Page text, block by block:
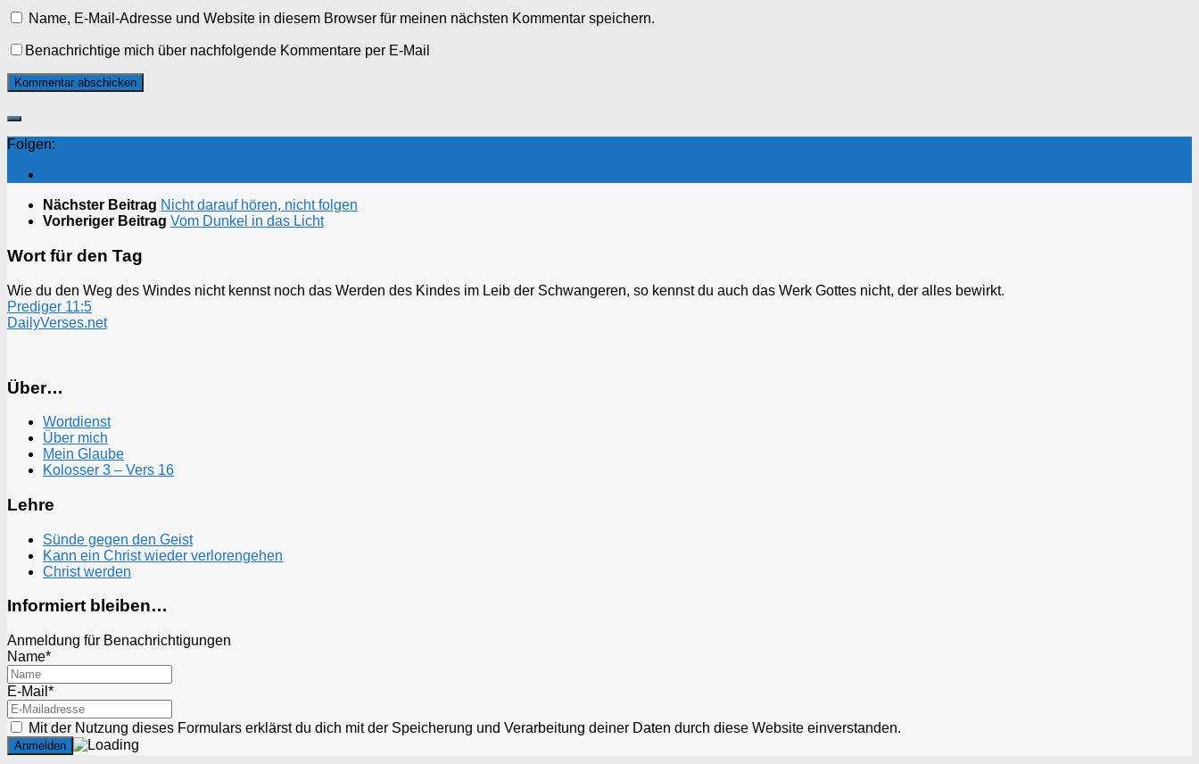
Name, E-Mail-Adresse und Website in diesem Browser für meinen nächsten Kommentar speichern.
Benachrichtige mich über nachfolgende Kommentare per E-Mail
Folgen:
Nächster Beitrag Nicht darauf hören, nicht folgen
Vorheriger Beitrag Vom Dunkel in das Licht
Wort für den Tag
Wie du den Weg des Windes nicht kennst noch das Werden des Kindes im Leib der Schwangeren, so kennst du auch das Werk Gottes nicht, der alles bewirkt.
Prediger 11:5
DailyVerses.net
Über…
Wortdienst
Über mich
Mein Glaube
Kolosser 3 – Vers 16
Lehre
Sünde gegen den Geist
Kann ein Christ wieder verlorengehen
Christ werden
Informiert bleiben…
Anmeldung für Benachrichtigungen
Name*
E-Mail*
Mit der Nutzung dieses Formulars erklärst du dich mit der Speicherung und Verarbeitung deiner Daten durch diese Website einverstanden.